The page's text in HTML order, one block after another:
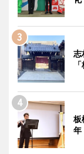
志
板